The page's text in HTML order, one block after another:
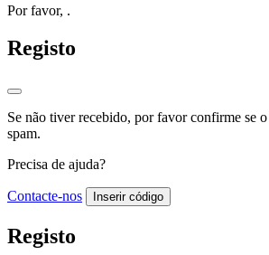
Por favor, .
Registo
Se não tiver recebido, por favor confirme se
spam.
Precisa de ajuda?
Contacte-nos Inserir código
Registo